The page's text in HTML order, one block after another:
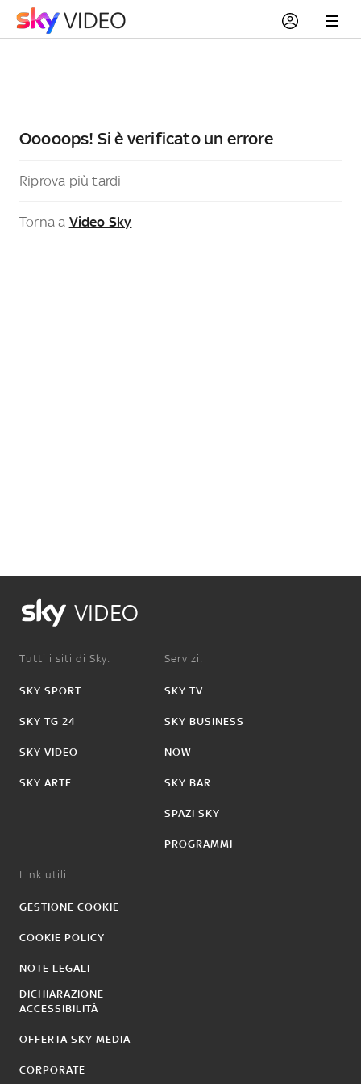
Ooooops! Si è verificato un errore
Riprova più tardi
Torna a Video Sky
VIDEO
Tutti i siti di Sky:
SKY SPORT
SKY TG 24
SKY VIDEO
SKY ARTE
Servizi:
SKY TV
SKY BUSINESS
NOW
SKY BAR
SPAZI SKY
PROGRAMMI
Link utili:
GESTIONE COOKIE
COOKIE POLICY
NOTE LEGALI
DICHIARAZIONE
ACCESSIBILITÀ
OFFERTA SKY MEDIA
CORPORATE